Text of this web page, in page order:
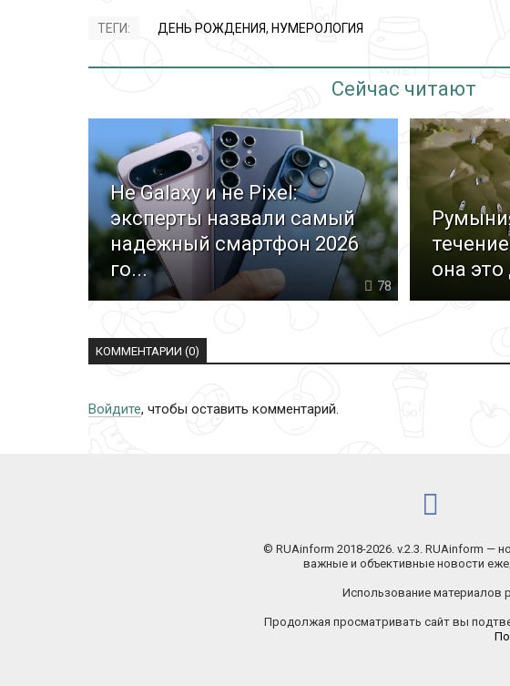
ТЕГИ: ДЕНЬ РОЖДЕНИЯ, НУМЕРОЛОГИЯ
Сейчас читают
Не Galaxy и не Pixel:
эксперты назвали самый
надежный смартфон 2026
го...
78
она это
КОММЕНТАРИИ (0)
Войдите, чтобы оставить комментарий.
© RUAinform 2018-2026. v.2.3. RUAinform —
важные и объективные новости
Использование материалов
Продолжая просматривать сайт вы